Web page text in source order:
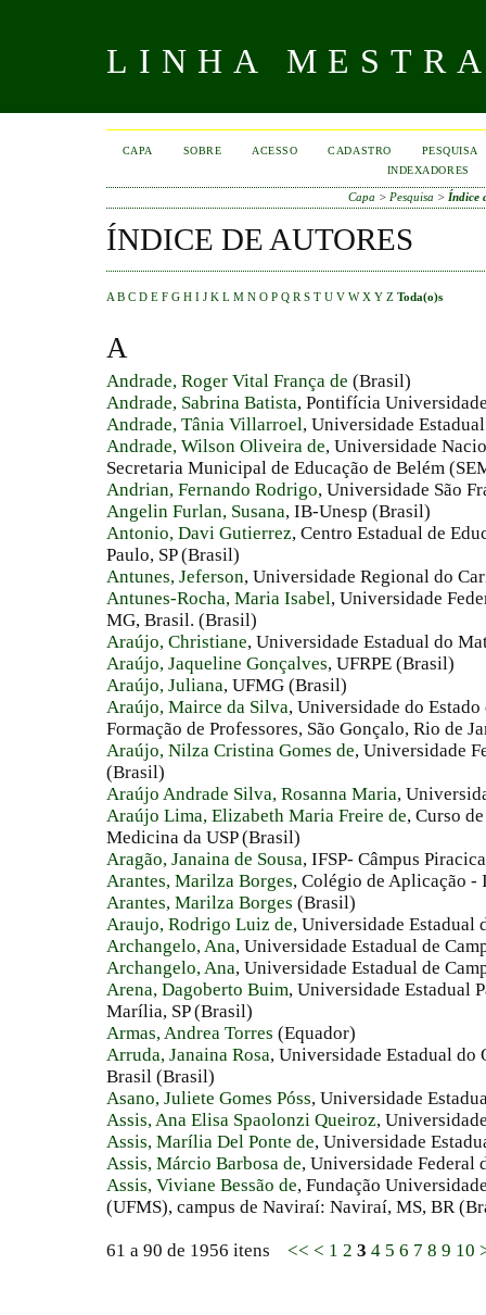
LINHA
CAPA SOBRE ACESSO CADASTRO
PESQUISA
INDEXADORES
Capa > Pesquisa > Índice
ÍNDICE DE AUTORES
A B C D E F G H I J K L M N O P Q R S T U V W X Y Z Toda(o)s
A
Andrade, Roger Vital França de (Brasil)
Andrade, Sabrina Batista, Pontifícia
Andrade, Tânia Villarroel, Universidade
Andrade, Wilson Oliveira de, Universidade
Secretaria Municipal de Educação de Belém
Andrian, Fernando Rodrigo, Universidade São
Angelin Furlan, Susana, IB-Unesp (Brasil)
Antonio, Davi Gutierrez, Centro Estadual de
Paulo, SP (Brasil)
Antunes, Jeferson, Universidade Regional do
Antunes-Rocha, Maria Isabel, Universidade
MG, Brasil. (Brasil)
Araújo, Christiane, Universidade Estadual do
Araújo, Jaqueline Gonçalves, UFRPE (Brasil)
Araújo, Juliana, UFMG (Brasil)
Araújo, Mairce da Silva, Universidade do
Formação de Professores, São Gonçalo, Rio de
Araújo, Nilza Cristina Gomes de, Universidade
(Brasil)
Araújo Andrade Silva, Rosanna Maria,
Araújo Lima, Elizabeth Maria Freire de, Curso
Medicina da USP (Brasil)
Aragão, Janaina de Sousa, IFSP- Câmpus
Arantes, Marilza Borges, Colégio de Aplicação
Arantes, Marilza Borges (Brasil)
Araujo, Rodrigo Luiz de, Universidade Estadual
Archangelo, Ana, Universidade Estadual de
Archangelo, Ana, Universidade Estadual de
Arena, Dagoberto Buim, Universidade Estadual
Marília, SP (Brasil)
Armas, Andrea Torres (Equador)
Arruda, Janaina Rosa, Universidade Estadual do
Brasil (Brasil)
Asano, Juliete Gomes Póss, Universidade
Assis, Ana Elisa Spaolonzi Queiroz,
Assis, Marília Del Ponte de, Universidade
Assis, Márcio Barbosa de, Universidade Federal
Assis, Viviane Bessão de, Fundação
(UFMS), campus de Naviraí: Naviraí, MS, BR
61 a 90 de 1956 itens << < 1 2 3 4 5 6 7 8 9 10